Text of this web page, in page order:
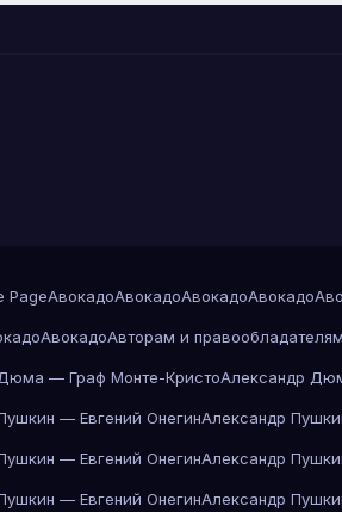
PageАвокадоАвокадоАвокадоАвокадо
АвокадоАвторам и правообладателям
— Граф Монте-КристоАлександр
— Евгений ОнегинАлександр
— Евгений ОнегинАлександр
— Евгений ОнегинАлександр